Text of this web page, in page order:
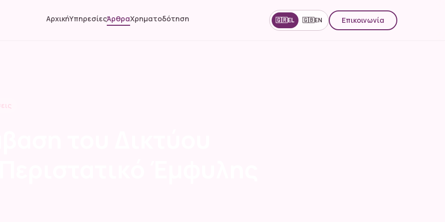
ΑρχικήΥπηρεσίεςΆρθραΧρηματοδότηση 🇬🇷EL 🇬🇧EN Επικοινωνία